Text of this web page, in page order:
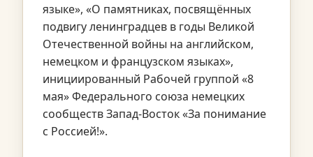
языке», «О памятниках, посвящённых
подвигу ленинградцев в годы Великой
Отечественной войны на английском,
немецком и французском языках»,
инициированный Рабочей группой «8
мая» Федерального союза немецких
сообществ Запад-Восток «За понимание
с Россией!».